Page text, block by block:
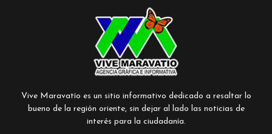
Vive Maravatío es un sitio informativo dedicado a resaltar lo
bueno de la región oriente, sin dejar al lado las noticias de
interés para la ciudadanía.